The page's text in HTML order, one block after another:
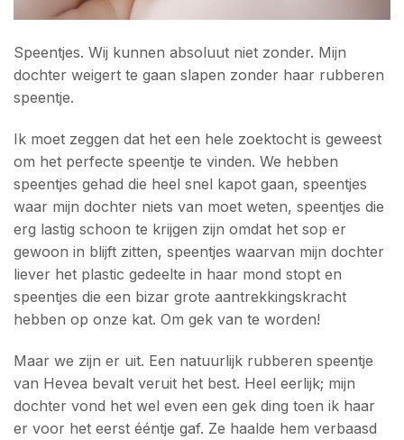
Speentjes. Wij kunnen absoluut niet zonder. Mijn
dochter weigert te gaan slapen zonder haar rubberen
speentje.
Ik moet zeggen dat het een hele zoektocht is geweest
om het perfecte speentje te vinden. We hebben
speentjes gehad die heel snel kapot gaan, speentjes
waar mijn dochter niets van moet weten, speentjes die
erg lastig schoon te krijgen zijn omdat het sop er
gewoon in blijft zitten, speentjes waarvan mijn dochter
liever het plastic gedeelte in haar mond stopt en
speentjes die een bizar grote aantrekkingskracht
hebben op onze kat. Om gek van te worden!
Maar we zijn er uit. Een natuurlijk rubberen speentje
van Hevea bevalt veruit het best. Heel eerlijk; mijn
dochter vond het wel even een gek ding toen ik haar
er voor het eerst ééntje gaf. Ze haalde hem verbaasd